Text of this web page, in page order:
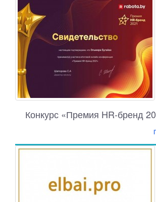
Конкурс «Премия HR-бренд